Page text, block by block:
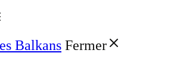
Balkans Fermer